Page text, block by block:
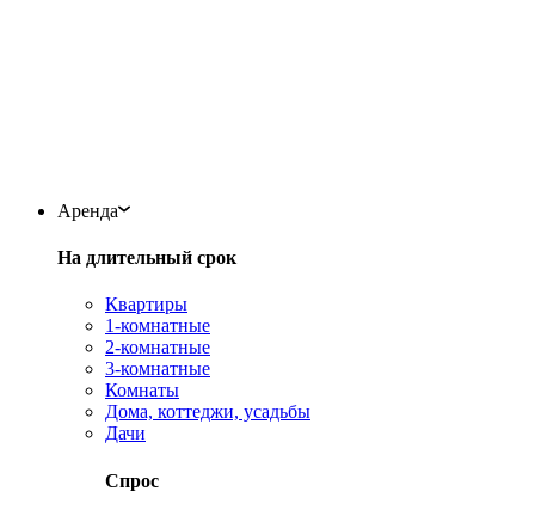
Аренда
На длительный срок
Квартиры
1-комнатные
2-комнатные
3-комнатные
Комнаты
Дома, коттеджи, усадьбы
Дачи
Спрос